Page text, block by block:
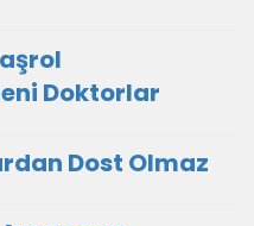
Doktorlar
Dost Olmaz